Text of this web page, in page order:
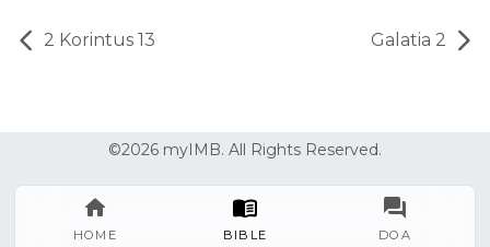
HOME BIBLE DOA
2 Korintus 13 Galatia 2
©2026 myIMB. All Rights Reserved.